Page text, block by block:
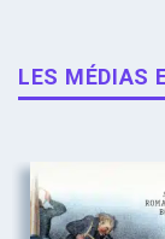
LES MÉDIAS